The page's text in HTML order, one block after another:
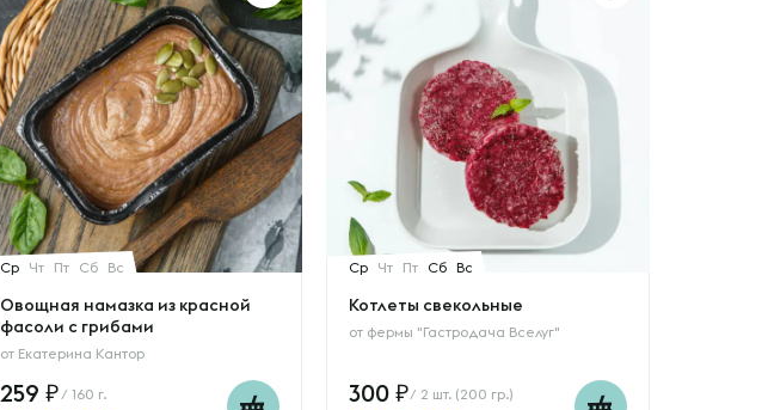
Ср Чт Пт Сб Вс
Овощная намазка из красной
фасоли с грибами
от Екатерина Кантор
259 / 160 г.
Ср Чт Пт Сб Вс
Котлеты свекольные
от фермы "Гастродача Вселуг"
300 / 2 шт. (200 гр.)